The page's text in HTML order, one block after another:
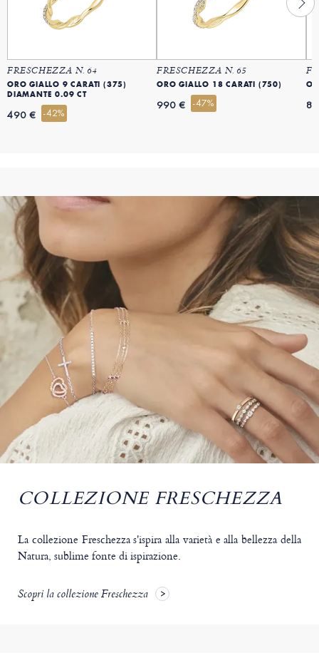
FRESCHEZZA N. 64
ORO GIALLO 9 CARATI (375)
DIAMANTE 0.09 CT
490 € -42%
FRESCHEZZA N. 65
ORO GIALLO 18 CARATI (750)
990 € -47%
COLLEZIONE FRESCHEZZA
La collezione Freschezza s'ispira alla varietà e alla bellezza della
Natura, sublime fonte di ispirazione.
Scopri la collezione Freschezza